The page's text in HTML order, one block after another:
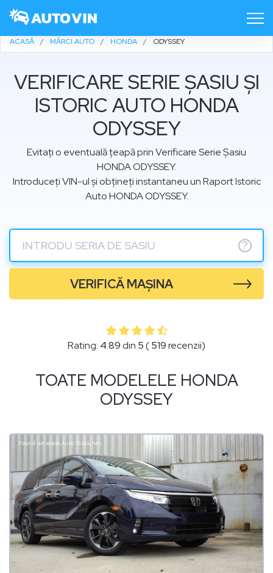
ACASĂ MĂRCI AUTO HONDA ODYSSEY
VERIFICARE SERIE ȘASIU ȘI
ISTORIC AUTO HONDA
ODYSSEY
Evitați o eventuală țeapă prin Verificare Serie Șasiu
HONDA ODYSSEY.
Introduceți VIN-ul și obțineți instantaneu un Raport Istoric
Auto HONDA ODYSSEY.
?
VERIFICĂ MAȘINA
Rating: 4.89 din 5(519recenzii)
TOATE MODELELE HONDA
ODYSSEY